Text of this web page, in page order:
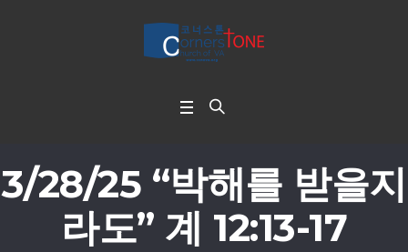
3/28/25 “박해를 받을지
라도” 계 12:13-17